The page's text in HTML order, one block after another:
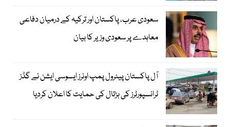
سعودی عرب، پاکستان اور ترکیہ کے درمیان دفاعی
معاہدے پر سعودی وزیر کا بیان
آل پاکستان پیٹرول پمپ اونرز ایسوسی ایشن نے گڈز
ٹرانسپورٹرز کی ہڑتال کی حمایت کا اعلان کردیا